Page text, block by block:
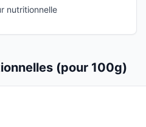
nutritionnelle
(pour 100g)